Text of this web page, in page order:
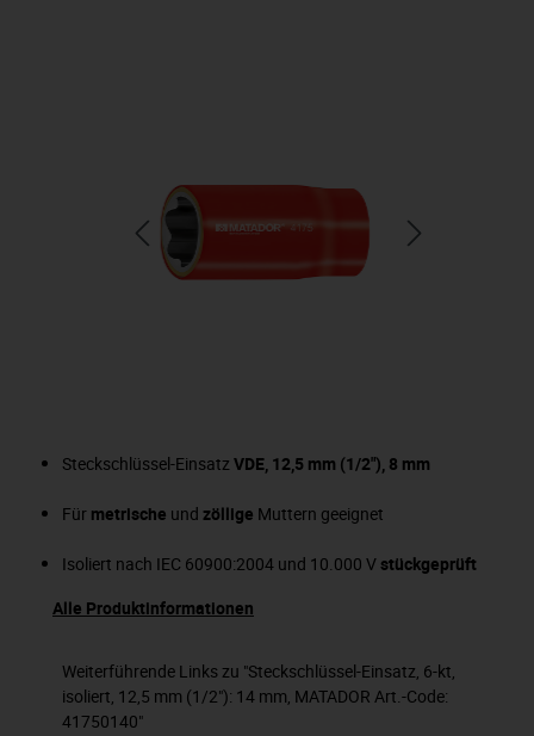
Steckschlüssel-Einsatz VDE, 12,5 mm (1/2"), 8 mm
Für metrische und zöllige Muttern geeignet
Isoliert nach IEC 60900:2004 und 10.000 Vstückgeprüft
Alle Produktinformationen
Weiterführende Links zu "Steckschlüssel-Einsatz, 6-kt,
isoliert, 12,5 mm (1/2"): 14 mm, MATADOR Art.-Code:
41750140"